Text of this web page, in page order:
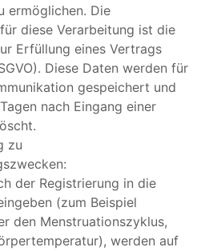
ermöglichen. Die
diese Verarbeitung ist die
Erfüllung eines Vertrags
Diese Daten werden für
gespeichert und
nach Eingang einer
zu
der Registrierung in die
(zum Beispiel
den Menstruationszyklus,
werden auf